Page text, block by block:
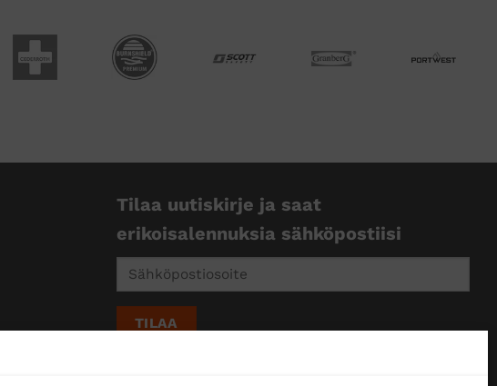
Tilaa uutiskirje ja saat
erikoisalennuksia sähköpostiisi